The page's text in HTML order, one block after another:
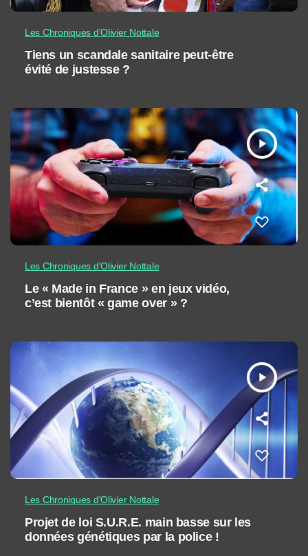
Les Chroniques d'Olivier Nottale
Tiens un scandale sanitaire peut-être
évité de justesse ?
play_arrow
Les Chroniques d'Olivier Nottale
Le « Made in France » en jeux vidéo,
c’est bientôt « game over » ?
play_arrow
Les Chroniques d'Olivier Nottale
Projet de loi S.U.R.E. main basse sur les
données génétiques par la police !